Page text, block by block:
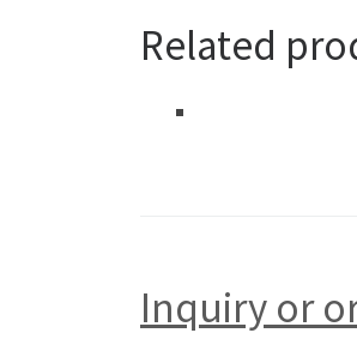
Related
Inquiry or